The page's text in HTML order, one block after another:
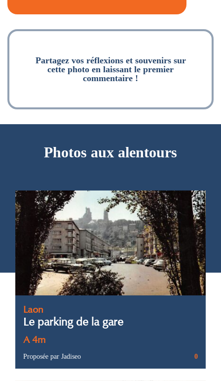
Partagez vos réflexions et souvenirs sur
cette photo en laissant le premier
commentaire !
Photos aux alentours
Laon
Le parking de la gare
A 4m
Proposée par Jadiseo 0